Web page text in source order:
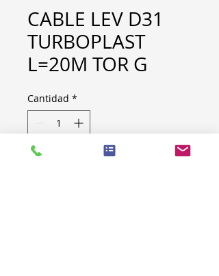
CABLE LEV D31
TURBOPLAST
L=20M TOR G
Cantidad *
CABLE LEV D31 TURBOPLAST